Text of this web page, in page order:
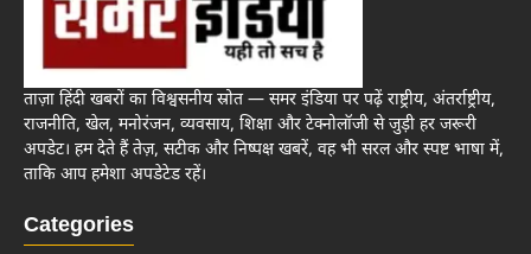
ताज़ा हिंदी खबरों का विश्वसनीय स्रोत — समर इंडिया पर पढ़ें राष्ट्रीय, अंतर्राष्ट्रीय,
राजनीति, खेल, मनोरंजन, व्यवसाय, शिक्षा और टेक्नोलॉजी से जुड़ी हर जरूरी
अपडेट। हम देते हैं तेज़, सटीक और निष्पक्ष खबरें, वह भी सरल और स्पष्ट भाषा में,
ताकि आप हमेशा अपडेटेड रहें।
Categories